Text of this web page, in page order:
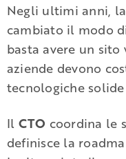
Negli ultimi anni,
cambiato il modo
basta avere un sito
aziende devono
tecnologiche
Il CTO coordina le
definisce la